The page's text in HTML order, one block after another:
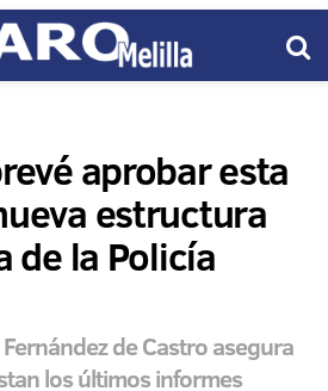
aprobar esta
estructura
de la Policía
de Castro asegura
los últimos informes